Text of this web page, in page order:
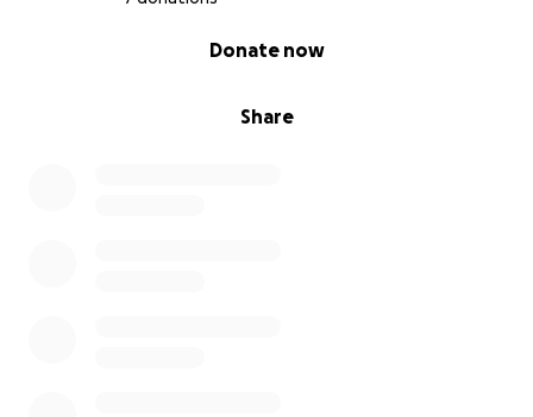
Share
Donate now